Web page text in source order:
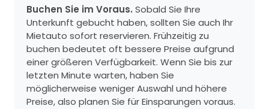
Buchen Sie im Voraus. Sobald Sie Ihre
Unterkunft gebucht haben, sollten Sie auch Ihr
Mietauto sofort reservieren. Frühzeitig zu
buchen bedeutet oft bessere Preise aufgrund
einer größeren Verfügbarkeit. Wenn Sie bis zur
letzten Minute warten, haben Sie
möglicherweise weniger Auswahl und höhere
Preise, also planen Sie für Einsparungen voraus.